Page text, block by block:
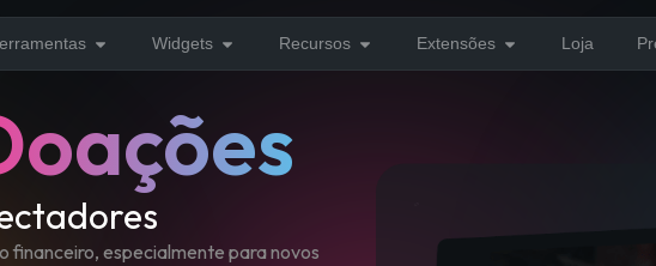
Widgets Recursos Extensões Loja
especialmente para novos